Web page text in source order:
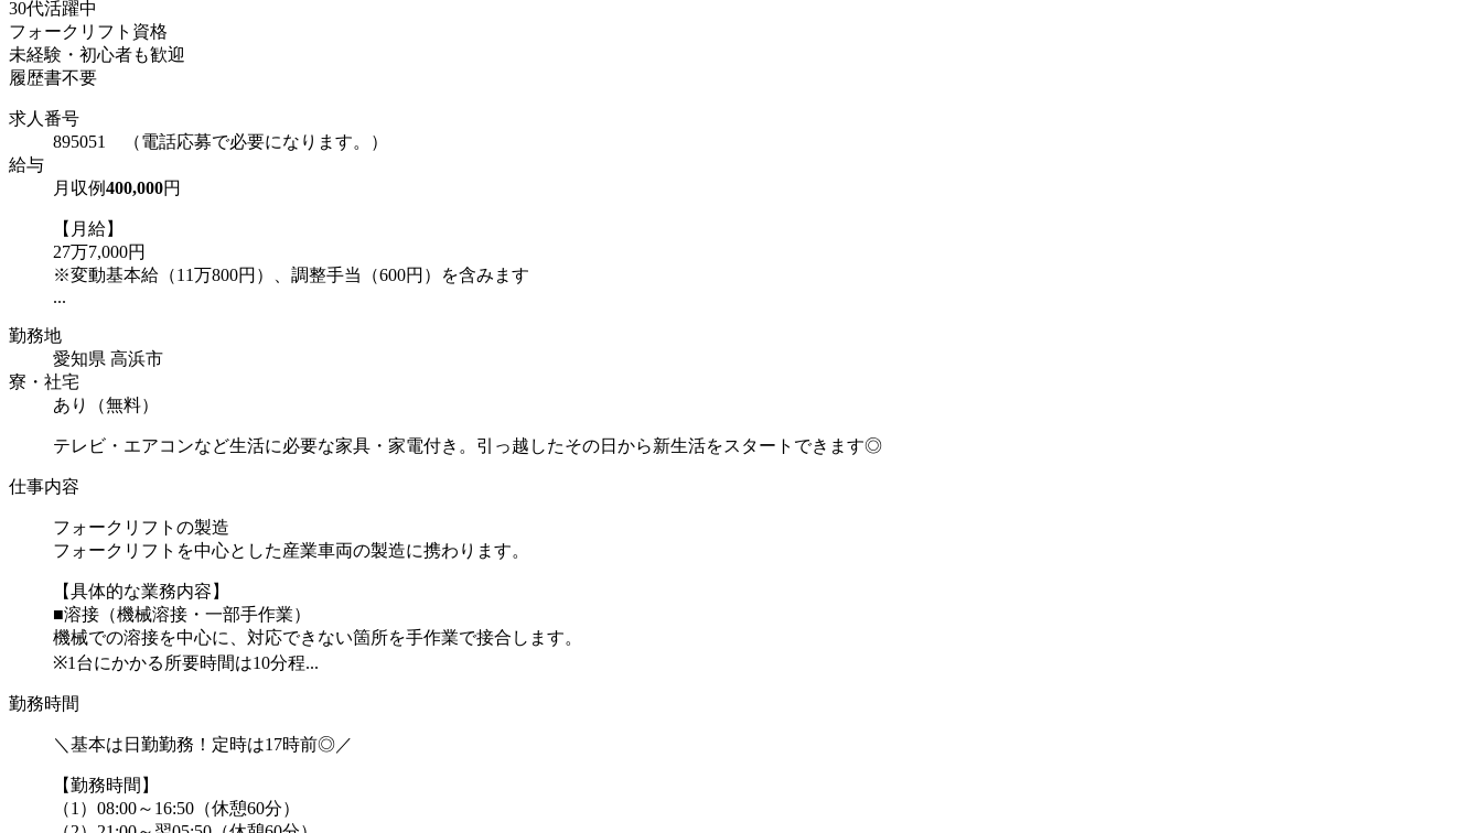
30代活躍中
フォークリフト資格
未経験・初心者も歓迎
履歴書不要
求人番号
895051 （電話応募で必要になります。）
給与
月収例400,000円
【月給】
27万7,000円
※変動基本給（11万800円）、調整手当（600円）を含みます
...
勤務地
愛知県 高浜市
寮・社宅
あり（無料）
テレビ・エアコンなど生活に必要な家具・家電付き。引っ越したその日から新生活をスタートできます◎
仕事内容
フォークリフトの製造
フォークリフトを中心とした産業車両の製造に携わります。
【具体的な業務内容】
■溶接（機械溶接・一部手作業）
機械での溶接を中心に、対応できない箇所を手作業で接合します。
※1台にかかる所要時間は10分程...
勤務時間
＼基本は日勤勤務！定時は17時前◎／
【勤務時間】
（1）08:00～16:50（休憩60分）